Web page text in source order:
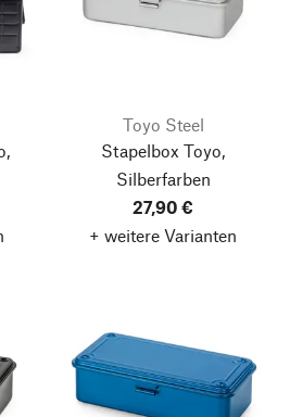
Toyo Steel
Stapelbox Toyo,
Silberfarben
27,90 €
+ weitere Varianten